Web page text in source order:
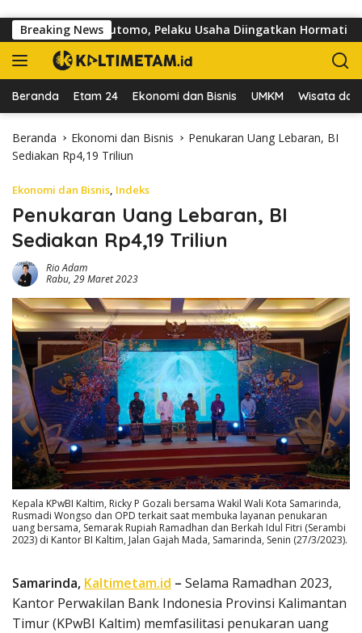
Breaking News
dr Sutomo, Pelaku Usaha Diingatkan Hormati Hak
Beranda Etam 24 Ekonomi dan Bisnis UMKM Wisata dan
Beranda Ekonomi dan Bisnis
Penukaran Uang Lebaran, BI
Sediakan Rp4,19 Triliun
Ekonomi dan Bisnis, Indeks
Penukaran Uang Lebaran, BI
Sediakan Rp4,19 Triliun
Rio Adam
Rabu, 29 Maret 2023
Kepala KPwBI Kaltim, Ricky P Gozali bersama Wakil Wali Kota Samarinda,
Rusmadi Wongso dan OPD terkait saat membuka layanan penukaran
uang bersama, Semarak Rupiah Ramadhan dan Berkah Idul Fitri (Serambi
2023) di Kantor BI Kaltim, Jalan Gajah Mada, Samarinda, Senin (27/3/2023).
Samarinda, Kaltimetam.id – Selama Ramadhan 2023,
Kantor Perwakilan Bank Indonesia Provinsi Kalimantan
Timur (KPwBI Kaltim) memfasilitasi penukaran uang